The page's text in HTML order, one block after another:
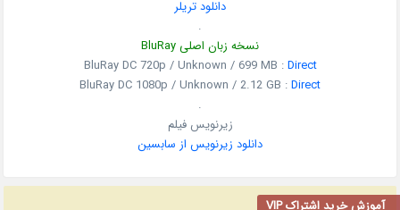
دانلود تریلر
.
نسخه زبان اصلی BluRay
BluRay DC 720p / Unknown / 699 MB :Direct
BluRay DC 1080p / Unknown / 2.12 GB :Direct
.
زیرنویس فیلم
دانلود زیرنویس از سابسین
آموزش خرید اشتراک VIP